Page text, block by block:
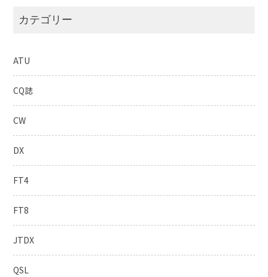
カテゴリー
ATU
CQ誌
CW
DX
FT4
FT8
JTDX
QSL